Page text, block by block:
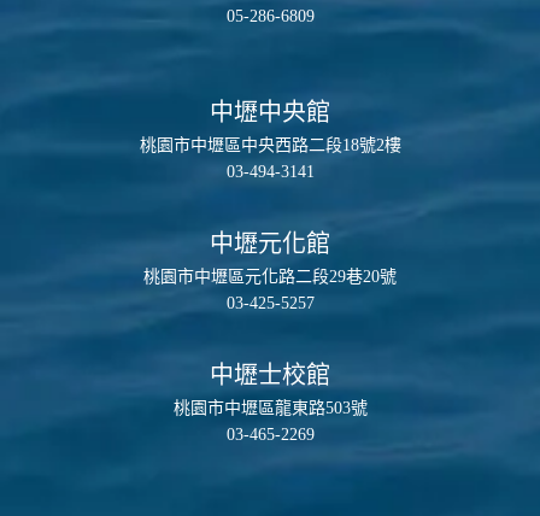
05-286-6809
中壢中央館
桃園市中壢區中央西路二段18號2樓
03-494-3141
中壢元化館
桃園市中壢區元化路二段29巷20號
03-425-5257
中壢士校館
桃園市中壢區龍東路503號
03-465-2269